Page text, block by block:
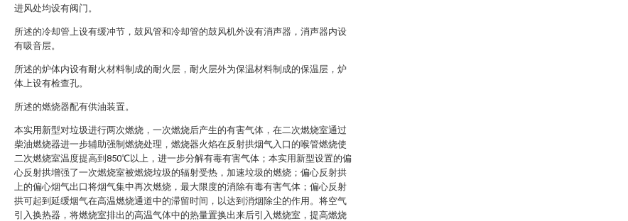
进风处均设有阀门。
所述的冷却管上设有缓冲节，鼓风管和冷却管的鼓风机外设有消声器，消声器内设
有吸音层。
所述的炉体内设有耐火材料制成的耐火层，耐火层外为保温材料制成的保温层，炉
体上设有检查孔。
所述的燃烧器配有供油装置。
本实用新型对垃圾进行两次燃烧，一次燃烧后产生的有害气体，在二次燃烧室通过
柴油燃烧器进一步辅助强制燃烧处理，燃烧器火焰在反射拱烟气入口的喉管燃烧使
二次燃烧室温度提高到850℃以上，进一步分解有毒有害气体；本实用新型设置的偏
心反射拱增强了一次燃烧室被燃烧垃圾的辐射受热，加速垃圾的燃烧；偏心反射拱
上的偏心烟气出口将烟气集中再次燃烧，最大限度的消除有毒有害气体；偏心反射
拱可起到延缓烟气在高温燃烧通道中的滞留时间，以达到消烟除尘的作用。将空气
引入换热器，将燃烧室排出的高温气体中的热量置换出来后引入燃烧室，提高燃烧